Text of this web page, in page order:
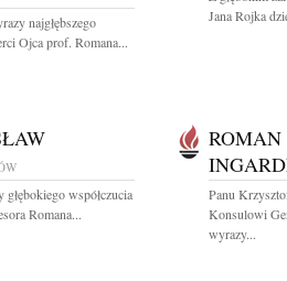
najgłębszego
Ojca prof. Romana...
Jana Rojka
współczucia
Romana...
ROMAN
Panu
Konsulowi
wyrazy...